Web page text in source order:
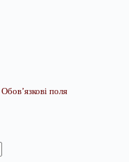
Обов’язкові поля